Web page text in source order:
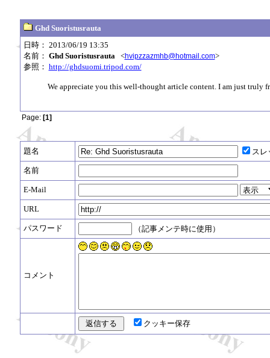
Ghd Suoristusrauta
日時： 2013/06/19 13:35
名前： Ghd Suoristusrauta<hvipzzazmhb@hotmail.com>
参照： http://ghdsuomi.tripod.com/
We appreciate you this well-thought article content. I am just truly
Page: [1]
題名 スレ
名前
E-Mail
URL
パスワード （記事メンテ時に使用）
コメント
クッキー保存